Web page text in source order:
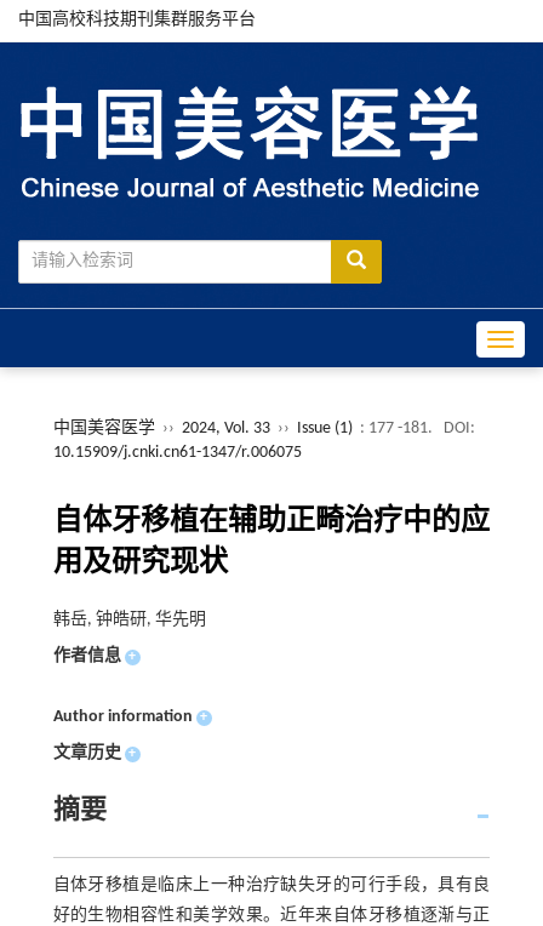
中国高校科技期刊集群服务平台
中国美容医学 ›› 2024, Vol. 33 ›› Issue (1) : 177 -181.
DOI:
10.15909/j.cnki.cn61-1347/r.006075
自体牙移植在辅助正畸治疗中的应
用及研究现状
韩岳, 钟皓研, 华先明
作者信息 +
Author information +
文章历史 +
摘要
自体牙移植是临床上一种治疗缺失牙的可行手段，具有良
好的生物相容性和美学效果。近年来自体牙移植逐渐与正